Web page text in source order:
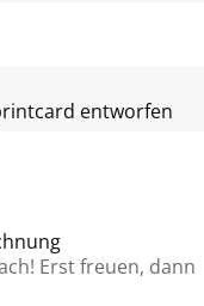
Erst freuen, dann
entworfen